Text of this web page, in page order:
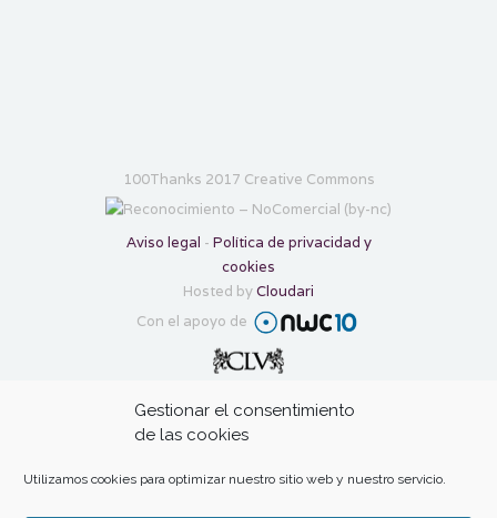
Gestionar el consentimiento
de las cookies
Utilizamos cookies para optimizar nuestro sitio web y nuestro servicio.
100Thanks 2017 Creative Commons
Aviso legal - Política de privacidad y
cookies
Hosted byCloudari
Con el apoyo de